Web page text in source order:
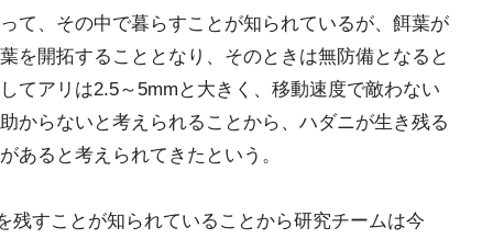
て、その中で暮らすことが知られているが、餌葉が
を開拓することとなり、そのときは無防備となると
てアリは2.5～5mmと大きく、移動速度で敵わない
からないと考えられることから、ハダニが生き残る
あると考えられてきたという。
残すことが知られていることから研究チームは今